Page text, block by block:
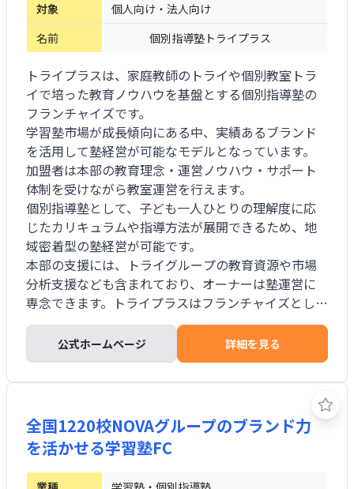
対象
個人向け・法人向け
名前
個別指導塾トライプラス
トライプラスは、家庭教師のトライや個別教室トラ
イで培った教育ノウハウを基盤とする個別指導塾の
フランチャイズです。
学習塾市場が成長傾向にある中、実績あるブランド
を活用して塾経営が可能なモデルとなっています。
加盟者は本部の教育理念・運営ノウハウ・サポート
体制を受けながら教室運営を行えます。
個別指導塾として、子ども一人ひとりの理解度に応
じたカリキュラムや指導方法が展開できるため、地
域密着型の塾経営が可能です。
本部の支援には、トライグループの教育資源や市場
分析支援なども含まれており、オーナーは塾運営に
専念できます。トライプラスはフランチャイズとし
て、塾経営未経験者でも運営を目指せるビジネスモ
デルを提供しています。
公式ホームページ 詳細を見る
全国1220校NOVAグループのブランド力
を活かせる学習塾FC